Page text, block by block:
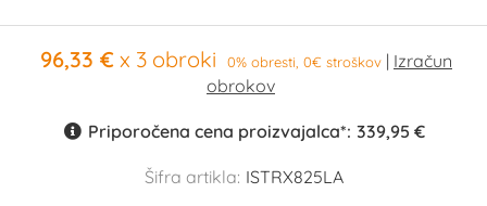
96,33 € x 3 obroki 0% obresti, 0€ stroškov
Priporočena cena proizvajalca*: 339,95 €
Šifra artikla: ISTRX825LA